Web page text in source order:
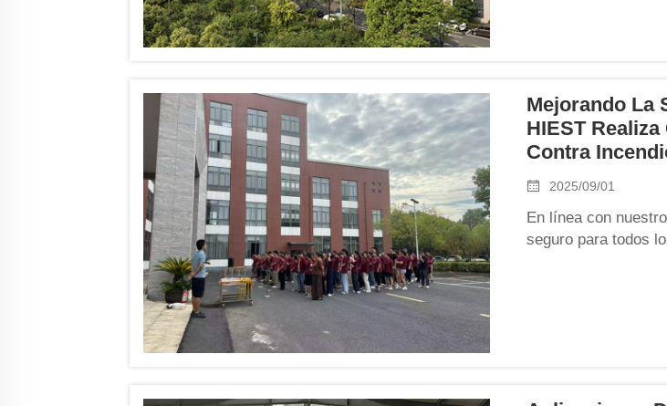
Mejorando La
HIEST
Contra
2025/09/01
En línea con
seguro para todos